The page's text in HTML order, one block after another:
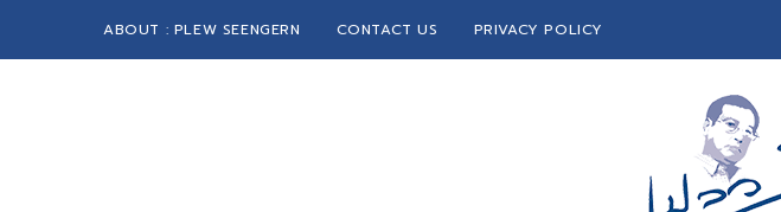
ABOUT : PLEW SEENGERN CONTACT US PRIVACY POLICY